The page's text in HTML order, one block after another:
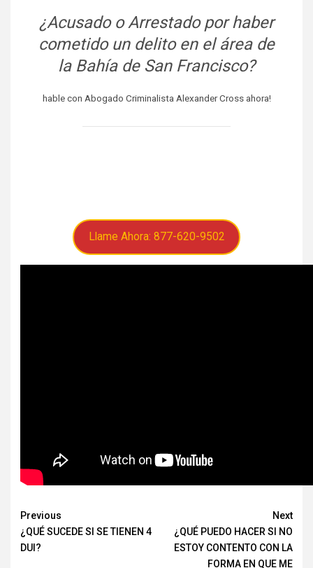
¿Acusado o Arrestado por haber
cometido un delito en el área de
la Bahía de San Francisco?
hable con Abogado Criminalista Alexander Cross ahora!
Llame Ahora: 877-620-9502
Continue
Reading
Previous
¿QUÉ SUCEDE SI SE TIENEN 4
DUI?
Next
¿QUÉ PUEDO HACER SI NO
ESTOY CONTENTO CON LA
FORMA EN QUE ME